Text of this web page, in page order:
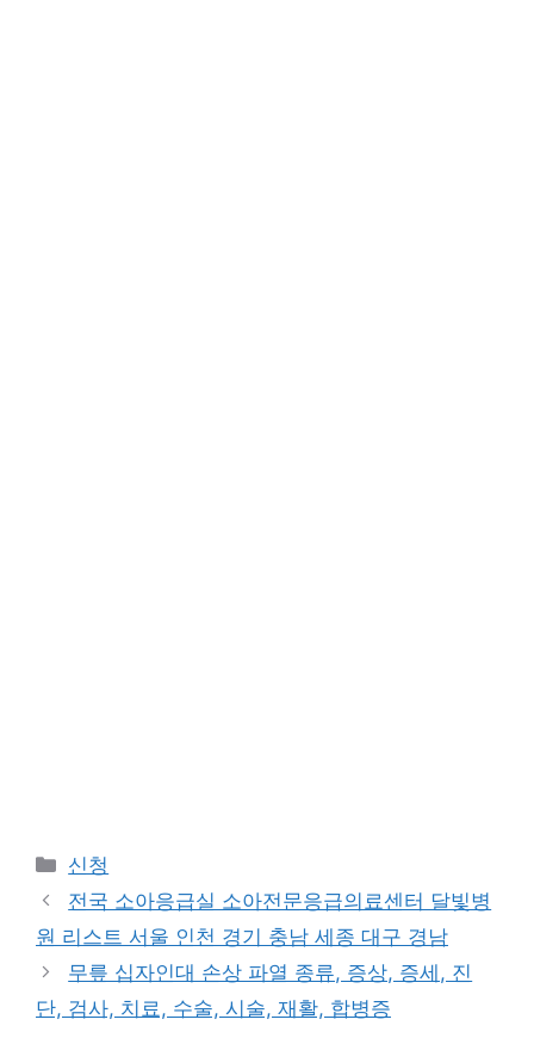
Categories
신청
전국 소아응급실 소아전문응급의료센터 달빛병
원 리스트 서울 인천 경기 충남 세종 대구 경남
무릎 십자인대 손상 파열 종류, 증상, 증세, 진
단, 검사, 치료, 수술, 시술, 재활, 합병증